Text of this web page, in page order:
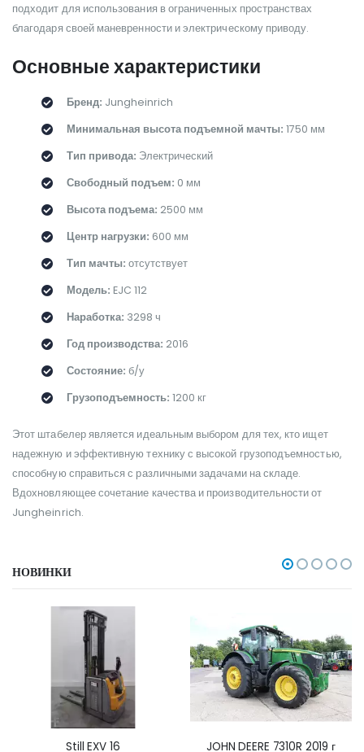
подходит для использования в ограниченных пространствах
благодаря своей маневренности и электрическому приводу.
Основные характеристики
Бренд: Jungheinrich
Минимальная высота подъемной мачты: 1750 мм
Тип привода: Электрический
Свободный подъем: 0 мм
Высота подъема: 2500 мм
Центр нагрузки: 600 мм
Тип мачты: отсутствует
Модель: EJC 112
Наработка: 3298 ч
Год производства: 2016
Состояние: б/у
Грузоподъемность: 1200 кг
Этот штабелер является идеальным выбором для тех, кто ищет
надежную и эффективную технику с высокой грузоподъемностью,
способную справиться с различными задачами на складе.
Вдохновляющее сочетание качества и производительности от
Jungheinrich.
НОВИНКИ
Still EXV 16 JOHN DEERE 7310R 2019 г